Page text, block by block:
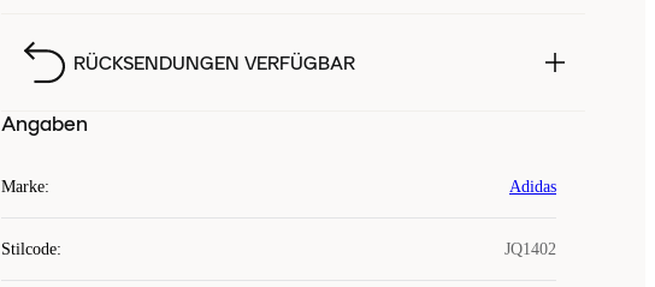
RÜCKSENDUNGEN VERFÜGBAR
Angaben
Marke: Adidas
Stilcode: JQ1402